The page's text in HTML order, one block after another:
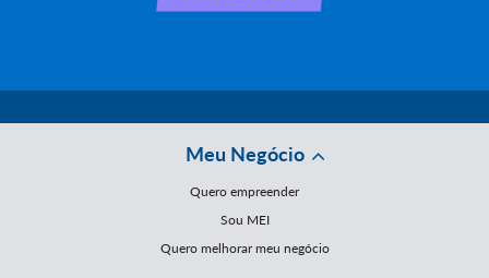
Meu Negócio
Quero empreender
Sou MEI
Quero melhorar meu negócio